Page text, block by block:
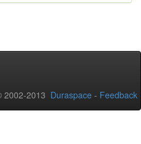
2002-2013 Duraspace - Feedback